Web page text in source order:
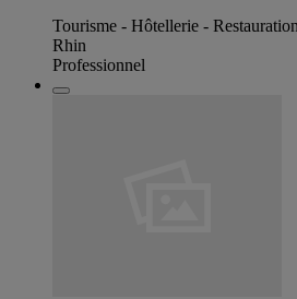
Tourisme - Hôtellerie -
Rhin
Professionnel